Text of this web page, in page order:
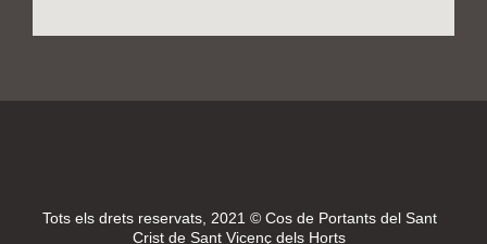
Tots els drets reservats, 2021 © Cos de Portants del Sant
Crist de Sant Vicenç dels Horts